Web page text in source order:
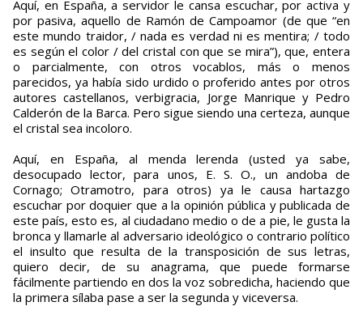
Aquí, en España, a servidor le cansa escuchar, por activa y
por pasiva, aquello de Ramón de Campoamor (de que “en
este mundo traidor, / nada es verdad ni es mentira; / todo
es según el color / del cristal con que se mira”), que, entera
o parcialmente, con otros vocablos, más o menos
parecidos, ya había sido urdido o proferido antes por otros
autores castellanos, verbigracia, Jorge Manrique y Pedro
Calderón de la Barca. Pero sigue siendo una certeza, aunque
el cristal sea incoloro.
Aquí, en España, al menda lerenda (usted ya sabe,
desocupado lector, para unos, E. S. O., un andoba de
Cornago; Otramotro, para otros) ya le causa hartazgo
escuchar por doquier que a la opinión pública y publicada de
este país, esto es, al ciudadano medio o de a pie, le gusta la
bronca y llamarle al adversario ideológico o contrario político
el insulto que resulta de la transposición de sus letras,
quiero decir, de su anagrama, que puede formarse
fácilmente partiendo en dos la voz sobredicha, haciendo que
la primera sílaba pase a ser la segunda y viceversa.